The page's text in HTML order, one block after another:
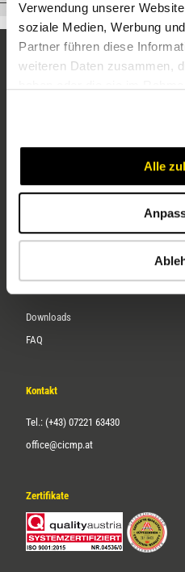
Verwendung unserer
soziale Medien, Werbung
Partner führen diese
weiteren Daten zusammen,
Alle
Karriere
Downloads
FAQ
Kontakt
Tel.: (+43) 07221 63430
office@cicmp.at
Zertifikate